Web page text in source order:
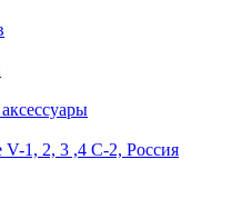
1, 2, 3 ,4 С-2, Россия